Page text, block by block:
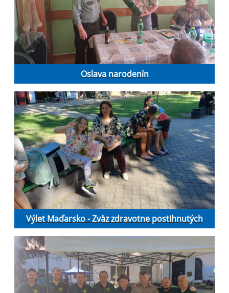
Oslava narodenín
Výlet Maďarsko - Zväz zdravotne postihnutých